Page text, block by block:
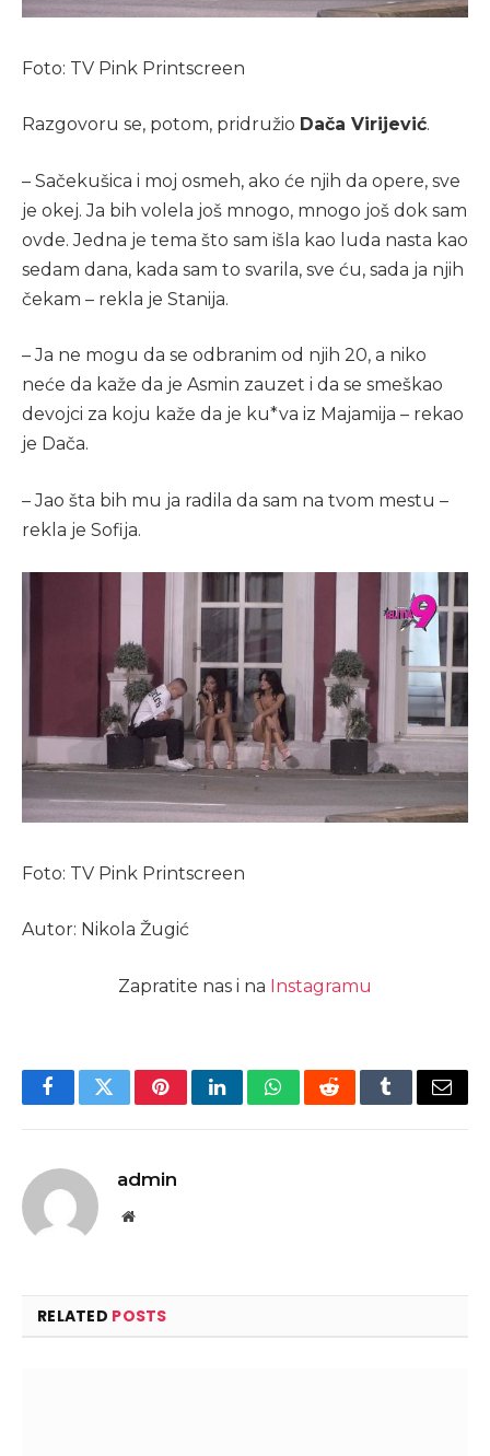
Foto: TV Pink Printscreen
Razgovoru se, potom, pridružio Dača Virijević.
– Sačekušica i moj osmeh, ako će njih da opere, sve
je okej. Ja bih volela još mnogo, mnogo još dok sam
ovde. Jedna je tema što sam išla kao luda nasta kao
sedam dana, kada sam to svarila, sve ću, sada ja njih
čekam – rekla je Stanija.
– Ja ne mogu da se odbranim od njih 20, a niko
neće da kaže da je Asmin zauzet i da se smeškao
devojci za koju kaže da je ku*va iz Majamija – rekao
je Dača.
– Jao šta bih mu ja radila da sam na tvom mestu –
rekla je Sofija.
Foto: TV Pink Printscreen
Autor: Nikola Žugić
Zapratite nas i na Instagramu
FacebookTwitterPinterestLinkedInWhatsAppRedditTumblrEmail
admin
Website
RELATED POSTS